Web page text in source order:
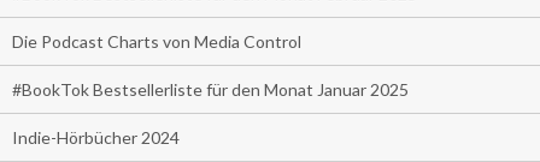
Die Podcast Charts von Media Control
#BookTok Bestsellerliste für den Monat Januar 2025
Indie-Hörbücher 2024